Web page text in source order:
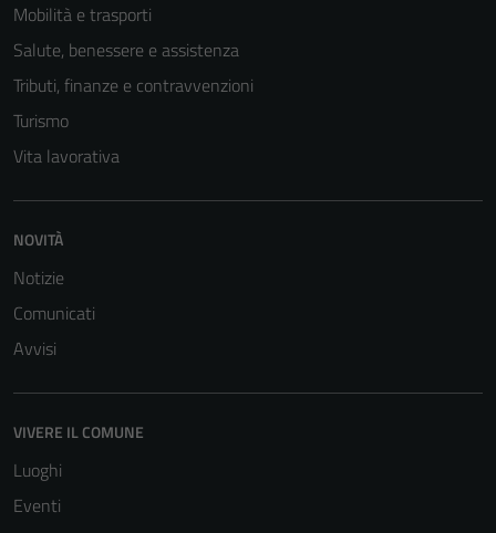
Mobilità e trasporti
Salute, benessere e assistenza
Tributi, finanze e contravvenzioni
Turismo
Vita lavorativa
NOVITÀ
Notizie
Comunicati
Avvisi
VIVERE IL COMUNE
Luoghi
Eventi